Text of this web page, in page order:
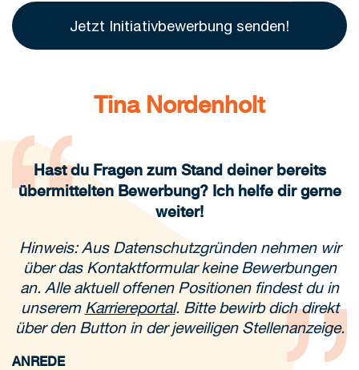
Jetzt Initiativbewerbung senden!
Tina Nordenholt
Hast du Fragen zum Stand deiner bereits
übermittelten Bewerbung? Ich helfe dir gerne
weiter!
Hinweis: Aus Datenschutzgründen nehmen wir
über das Kontaktformular keine Bewerbungen
an. Alle aktuell offenen Positionen findest du in
unserem Karriereportal. Bitte bewirb dich direkt
über den Button in der jeweiligen Stellenanzeige.
ANREDE